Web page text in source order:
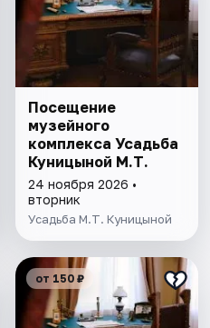
Посещение
музейного
комплекса Усадьба
Куницыной М.Т.
24 ноября 2026 •
вторник
Усадьба М.Т. Куницыной
от 150 ₽